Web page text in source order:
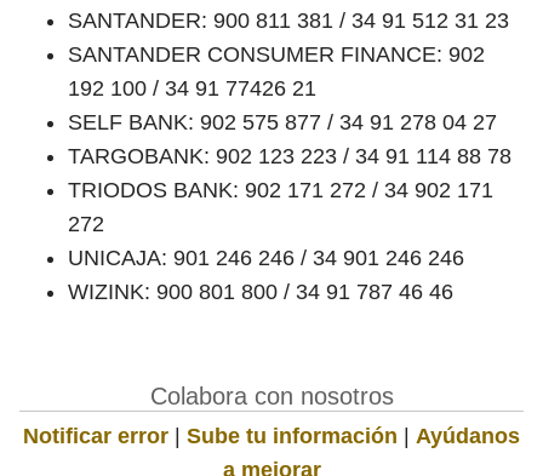
SANTANDER: 900 811 381 / 34 91 512 31 23
SANTANDER CONSUMER FINANCE: 902
192 100 / 34 91 77426 21
SELF BANK: 902 575 877 / 34 91 278 04 27
TARGOBANK: 902 123 223 / 34 91 114 88 78
TRIODOS BANK: 902 171 272 / 34 902 171
272
UNICAJA: 901 246 246 / 34 901 246 246
WIZINK: 900 801 800 / 34 91 787 46 46
Colabora con nosotros
Notificar error | Sube tu información | Ayúdanos
a mejorar